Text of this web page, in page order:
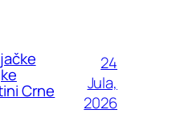
Crne
24
Jula,
2026